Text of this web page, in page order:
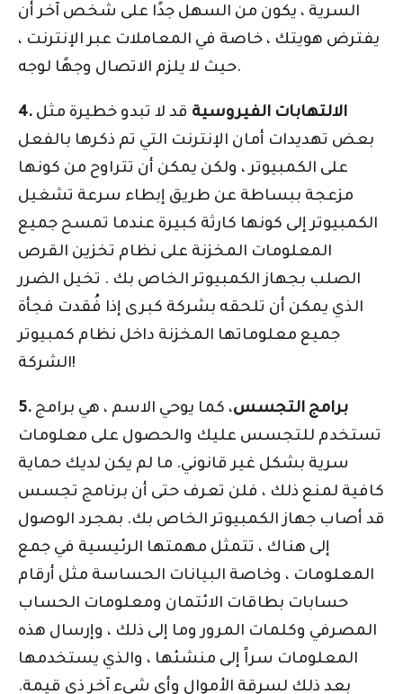
السرية ، يكون من السهل جدًا على شخص آخر أن
يفترض هويتك ، خاصة في المعاملات عبر الإنترنت ،
حيث لا يلزم الاتصال وجهًا لوجه.
4. الالتهابات الفيروسية قد لا تبدو خطيرة مثل
بعض تهديدات أمان الإنترنت التي تم ذكرها بالفعل
على الكمبيوتر ، ولكن يمكن أن تتراوح من كونها
مزعجة ببساطة عن طريق إبطاء سرعة تشغيل
الكمبيوتر إلى كونها كارثة كبيرة عندما تمسح جميع
المعلومات المخزنة على نظام تخزين القرص
الصلب بجهاز الكمبيوتر الخاص بك . تخيل الضرر
الذي يمكن أن تلحقه بشركة كبرى إذا فُقدت فجأة
جميع معلوماتها المخزنة داخل نظام كمبيوتر
الشركة!
5. برامج التجسس، كما يوحي الاسم ، هي برامج
تستخدم للتجسس عليك والحصول على معلومات
سرية بشكل غير قانوني. ما لم يكن لديك حماية
كافية لمنع ذلك ، فلن تعرف حتى أن برنامج تجسس
قد أصاب جهاز الكمبيوتر الخاص بك. بمجرد الوصول
إلى هناك ، تتمثل مهمتها الرئيسية في جمع
المعلومات ، وخاصة البيانات الحساسة مثل أرقام
حسابات بطاقات الائتمان ومعلومات الحساب
المصرفي وكلمات المرور وما إلى ذلك ، وإرسال هذه
المعلومات سراً إلى منشئها ، والذي يستخدمها
بعد ذلك لسرقة الأموال وأي شيء آخر ذي قيمة.